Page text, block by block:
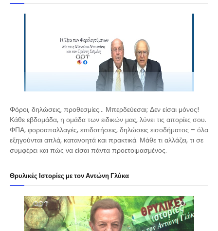
Φόροι, δηλώσεις, προθεσμίες… Μπερδεύεσαι; Δεν είσαι μόνος!
Κάθε εβδομάδα, η ομάδα των ειδικών μας, λύνει τις απορίες σου.
ΦΠΑ, φοροαπαλλαγές, επιδοτήσεις, δηλώσεις εισοδήματος – όλα
εξηγούνται απλά, κατανοητά και πρακτικά. Μάθε τι αλλάζει, τι σε
συμφέρει και πώς να είσαι πάντα προετοιμασμένος.
Θρυλικές Ιστορίες με τον Αντώνη Γλύκα